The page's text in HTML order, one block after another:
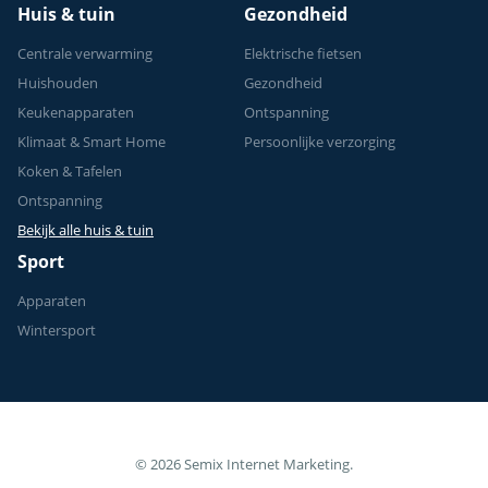
Huis & tuin
Centrale verwarming
Huishouden
Keukenapparaten
Klimaat & Smart Home
Koken & Tafelen
Ontspanning
Bekijk alle huis & tuin
Gezondheid
Elektrische fietsen
Gezondheid
Ontspanning
Persoonlijke verzorging
Sport
Apparaten
Wintersport
© 2026 Semix Internet Marketing.